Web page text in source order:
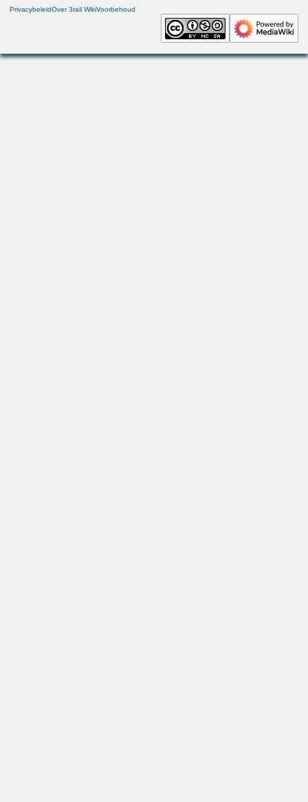
PrivacybeleidOver 3rail WikiVoorbehoud